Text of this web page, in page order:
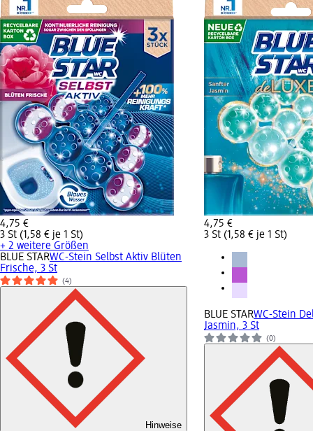
4,75 €
3 St (1,58 € je 1 St)
+ 2 weitere Größen
BLUE STARWC-Stein Selbst Aktiv Blüten
Frische, 3 St
(4)
Hinweise
4,75 €
3 St (1,58 € je 1 St)
BLUE STARWC-Stein
Jasmin, 3 St
(0)